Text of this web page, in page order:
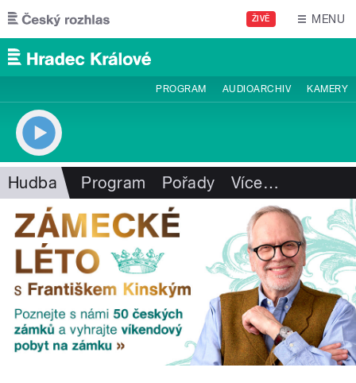
Přejít k hlavnímu obsahu
ŽIVĚ MENU
PROGRAM AUDIOARCHIV KAMERY
Hudba Program Pořady Více…